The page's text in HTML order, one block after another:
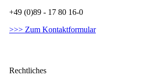
+49 (0)89 - 17 80 16-0
>>> Zum Kontaktformular
Rechtliches